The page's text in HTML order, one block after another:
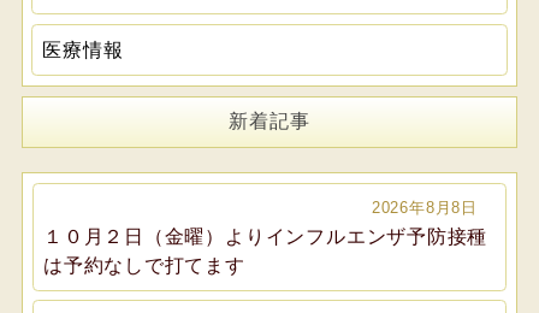
医療情報
新着記事
2026年8月8日
１０月２日（金曜）よりインフルエンザ予防接種
は予約なしで打てます